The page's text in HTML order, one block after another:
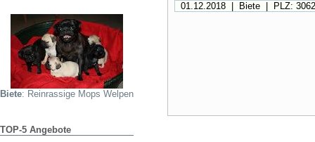
Biete: Reinrassige Mops Welpen
TOP-5 Angebote
01.12.2018 | Biete | PLZ: